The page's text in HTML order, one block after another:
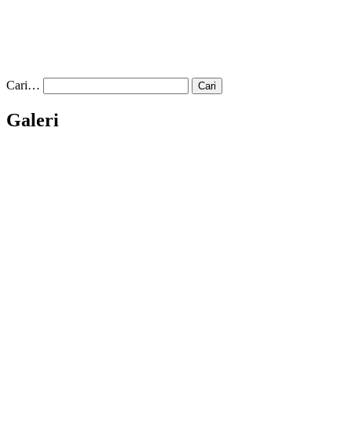
Cari…
Galeri